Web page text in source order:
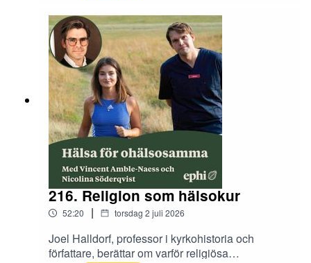
216. Religion som hälsokur
52:20 | torsdag 2 juli 2026
Joel Halldorf, professor i kyrkohistoria och
författare, berättar om varför religiösa